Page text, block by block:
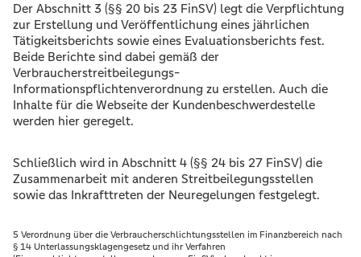
Der Abschnitt 3 (§§ 20 bis 23 FinSV) legt die Verpflichtung
zur Erstellung und Veröffentlichung eines jährlichen
Tätigkeitsberichts sowie eines Evaluationsberichts fest.
Beide Berichte sind dabei gemäß der
Verbraucherstreitbeilegungs-
Informationspflichtenverordnung zu erstellen. Auch die
Inhalte für die Webseite der Kundenbeschwerdestelle
werden hier geregelt.
Schließlich wird in Abschnitt 4 (§§ 24 bis 27 FinSV) die
Zusammenarbeit mit anderen Streitbeilegungsstellen
sowie das Inkrafttreten der Neuregelungen festgelegt.
5 Verordnung über die Verbraucherschlichtungsstellen im Finanzbereich nach
§ 14 Unterlassungsklagengesetz und ihr Verfahren